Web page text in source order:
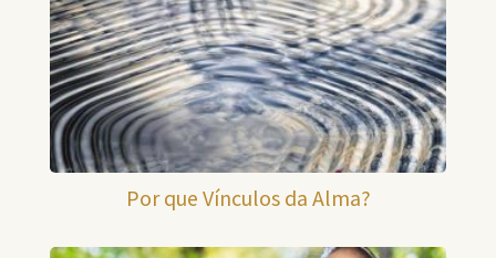
Por que Vínculos da Alma?